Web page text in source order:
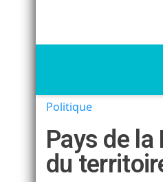
Politique
Pays de
du